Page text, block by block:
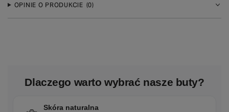
OPINIE O PRODUKCIE (0)
Dlaczego warto wybrać nasze buty?
Skóra naturalna